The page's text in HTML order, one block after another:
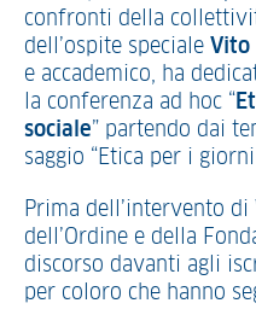
confronti della
dell’ospite speciale Vito
e accademico, ha
la conferenza ad hoc “
sociale” partendo dai
saggio “Etica per i
Prima dell’intervento
dell’Ordine e della
discorso davanti agli
per coloro che hanno